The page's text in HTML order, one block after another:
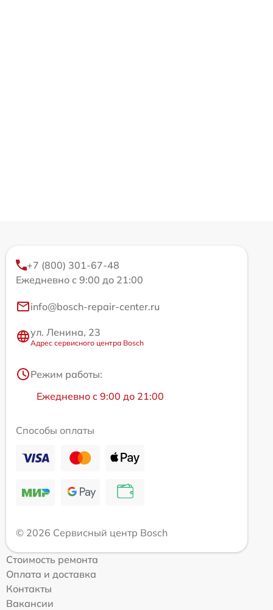
+7 (800) 301-67-48
Ежедневно с 9:00 до 21:00
info@bosch-repair-center.ru
ул. Ленина, 23
Адрес сервисного центра Bosch
Режим работы:
Ежедневно с 9:00 до 21:00
Способы оплаты
© 2026 Сервисный центр Bosch
Стоимость ремонта
Оплата и доставка
Контакты
Вакансии